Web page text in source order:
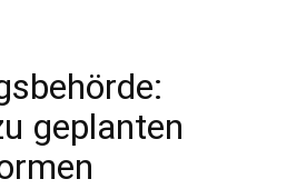
geplanten